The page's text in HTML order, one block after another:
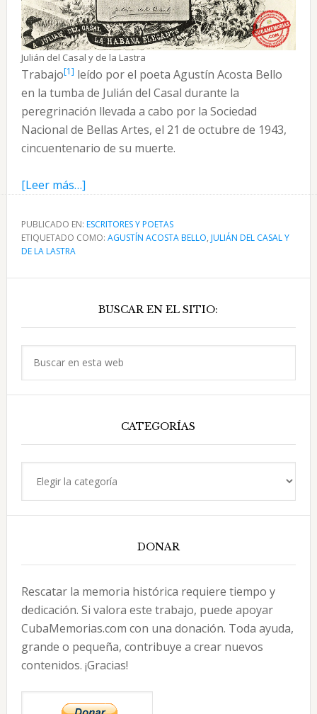
Julián del Casal y de la Lastra
Trabajo[1] leído por el poeta Agustín Acosta Bello
en la tumba de Julián del Casal durante la
peregrinación llevada a cabo por la Sociedad
Nacional de Bellas Artes, el 21 de octubre de 1943,
cincuentenario de su muerte.
[Leer más…]acerca
Evocación
a
del
por
Agustín
Acosta
Bello
PUBLICADO EN: ESCRITORES Y POETAS
ETIQUETADO COMO: AGUSTÍN ACOSTA BELLO, JULIÁN DEL CASAL Y
DE LA LASTRA
principal
BUSCAR EN EL SITIO:
CATEGORÍAS
DONAR
Rescatar la memoria histórica requiere tiempo y
dedicación. Si valora este trabajo, puede apoyar
CubaMemorias.com con una donación. Toda ayuda,
grande o pequeña, contribuye a crear nuevos
contenidos. ¡Gracias!